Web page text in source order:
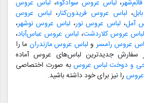
، لباس عروس سوادکوه، لباس عروس
، لباس عروس فریدون‌کنار، لباس عروس
آمل، لباس عروس نور، لباس عروس نوشهر،
لباس عروس کلاردشت، لباس عروس عباس‌آباد،
عروس رامسر و لباس عروس مازندران ما را
سفارش جدیدترین لباس‌های عروس آماده
و دوخت لباس عروس به صورت اختصاصی
عروس را نیز برای خود داشته باشید.